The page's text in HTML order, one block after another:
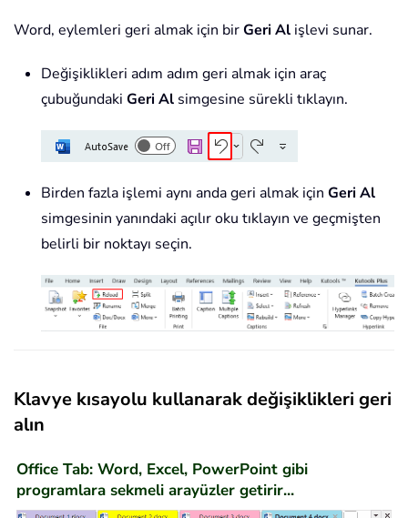
Word, eylemleri geri almak için birGeri Al işlevi sunar.
Değişiklikleri adım adım geri almak için araç
çubuğundaki Geri Al simgesine sürekli tıklayın.
Birden fazla işlemi aynı anda geri almak için Geri Al
simgesinin yanındaki açılır oku tıklayın ve geçmişten
belirli bir noktayı seçin.
Klavye kısayolu kullanarak değişiklikleri geri
alın
Office Tab: Word, Excel, PowerPoint gibi
programlara sekmeli arayüzler getirir...